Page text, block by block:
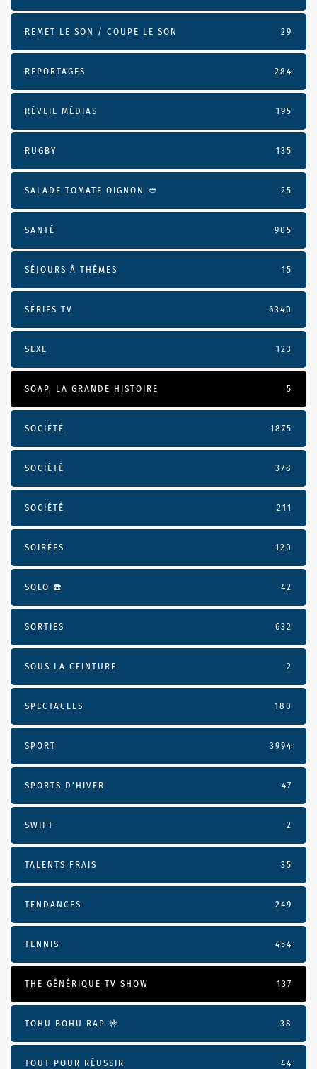
REMET LE SON / COUPE LE SON 29
REPORTAGES 284
RÉVEIL MÉDIAS 195
RUGBY 135
SALADE TOMATE OIGNON 🥙 25
SANTÉ 905
SÉJOURS À THÈMES 15
SÉRIES TV 6340
SEXE 123
SOAP, LA GRANDE HISTOIRE 5
SOCIÉTÉ 1875
SOCIÉTÉ 378
SOCIÉTÉ 211
SOIRÉES 120
SOLO ☎️ 42
SORTIES 632
SOUS LA CEINTURE 2
SPECTACLES 180
SPORT 3994
SPORTS D'HIVER 47
SWIFT 2
TALENTS FRAIS 35
TENDANCES 249
TENNIS 454
THE GÉNÉRIQUE TV SHOW 137
TOHU BOHU RAP 🤟 38
TOUT POUR RÉUSSIR 44